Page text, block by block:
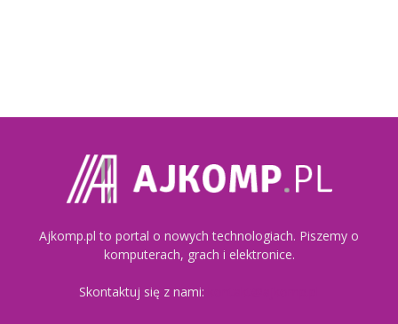
Ajkomp.pl to portal o nowych technologiach. Piszemy o
komputerach, grach i elektronice.
Skontaktuj się z nami: